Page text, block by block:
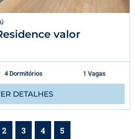
valor
4 Dormitórios 1 Vagas
DETALHES
2 3 4 5